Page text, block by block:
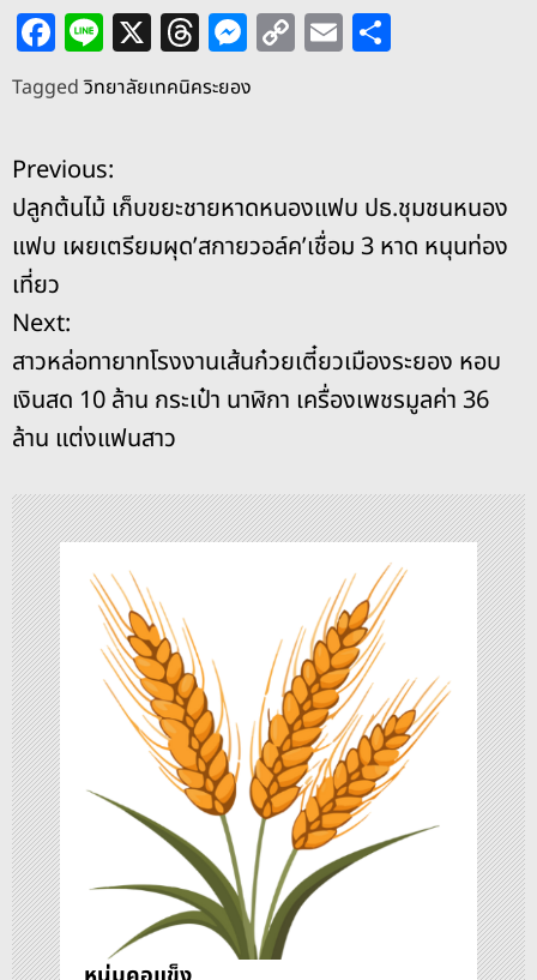
F
a
c
e
b
o
o
k
Li
n
e
X T
h
re
d
s
M
e
ss
n
g
er
C
o
n
k
E
m
Taggedวิทยาลัยเทคนิคระยอง
แ
น
ะ
แ
น
เ
รื่
อ
ง
Previous:
ปลูกต้นไม้ เก็บขยะชายหาดหนองแฟบ ปธ.ชุมชนหนอง
แฟบ เผยเตรียมผุด’สกายวอล์ค’เชื่อม 3 หาด หนุนท่อง
เที่ยว
Next:
สาวหล่อทายาทโรงงานเส้นก๋วยเตี๋ยวเมืองระยอง หอบ
เงินสด 10 ล้าน กระเป๋า นาฬิกา เครื่องเพชรมูลค่า 36
ล้าน แต่งแฟนสาว